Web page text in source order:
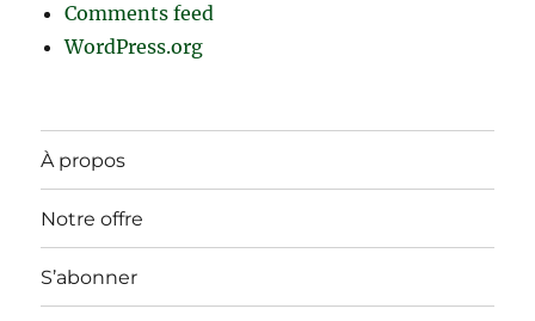
Comments feed
WordPress.org
À propos
Notre offre
S’abonner